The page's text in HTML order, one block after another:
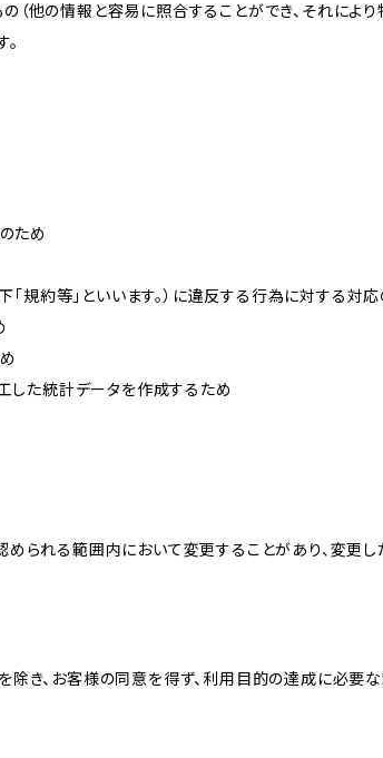
他の情報と容易に照合することができ、それによ
ため
「規約等」といいます。）に違反する行為に対する対
した統計データを作成するため
られる範囲内において変更することがあり、変更
き、お客様の同意を得ず、利用目的の達成に必要